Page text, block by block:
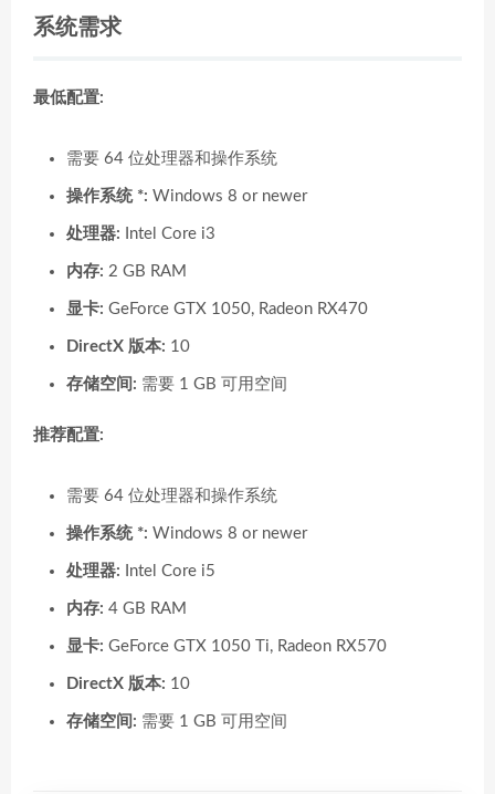
系统需求
最低配置:
需要 64 位处理器和操作系统
操作系统 *: Windows 8 or newer
处理器: Intel Core i3
内存: 2 GB RAM
显卡: GeForce GTX 1050, Radeon RX470
DirectX 版本: 10
存储空间: 需要 1 GB 可用空间
推荐配置:
需要 64 位处理器和操作系统
操作系统 *: Windows 8 or newer
处理器: Intel Core i5
内存: 4 GB RAM
显卡: GeForce GTX 1050 Ti, Radeon RX570
DirectX 版本: 10
存储空间: 需要 1 GB 可用空间